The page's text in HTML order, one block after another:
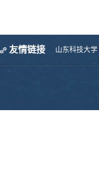
友情链接 山东科技大学